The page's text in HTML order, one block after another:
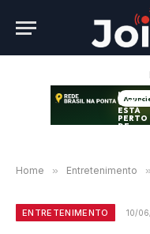
Home » Entretenimento »
ENTRETENIMENTO 10/